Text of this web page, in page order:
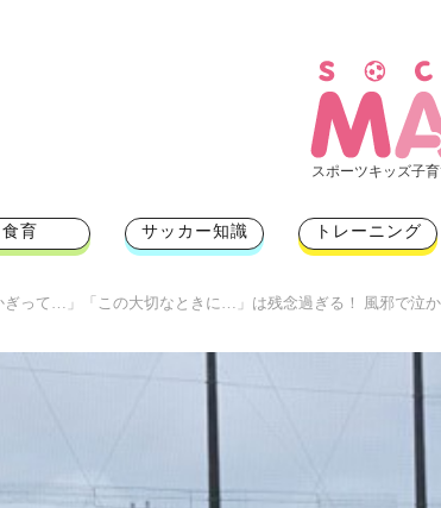
スポーツキッズ子
食育 サッカー知識 トレーニング
ぎって…」「この大切なときに…」は残念過ぎる！ 風邪で泣